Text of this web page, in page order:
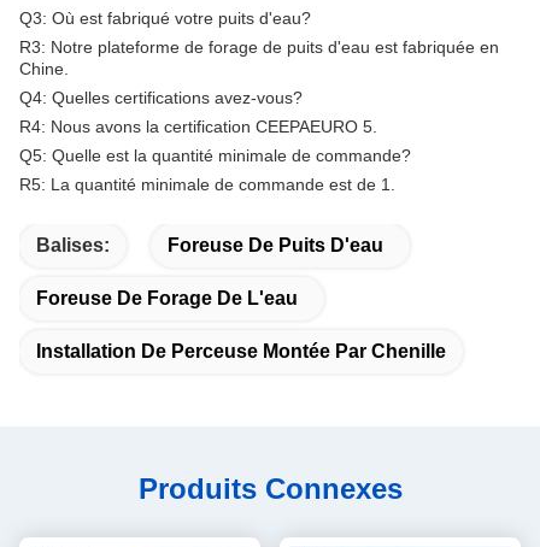
Q3: Où est fabriqué votre puits d'eau?
R3: Notre plateforme de forage de puits d'eau est fabriquée en
Chine.
Q4: Quelles certifications avez-vous?
R4: Nous avons la certification CEEPAEURO 5.
Q5: Quelle est la quantité minimale de commande?
R5: La quantité minimale de commande est de 1.
Balises: Foreuse De Puits D'eau
Foreuse De Forage De L'eau
Installation De Perceuse Montée Par Chenille
Produits Connexes